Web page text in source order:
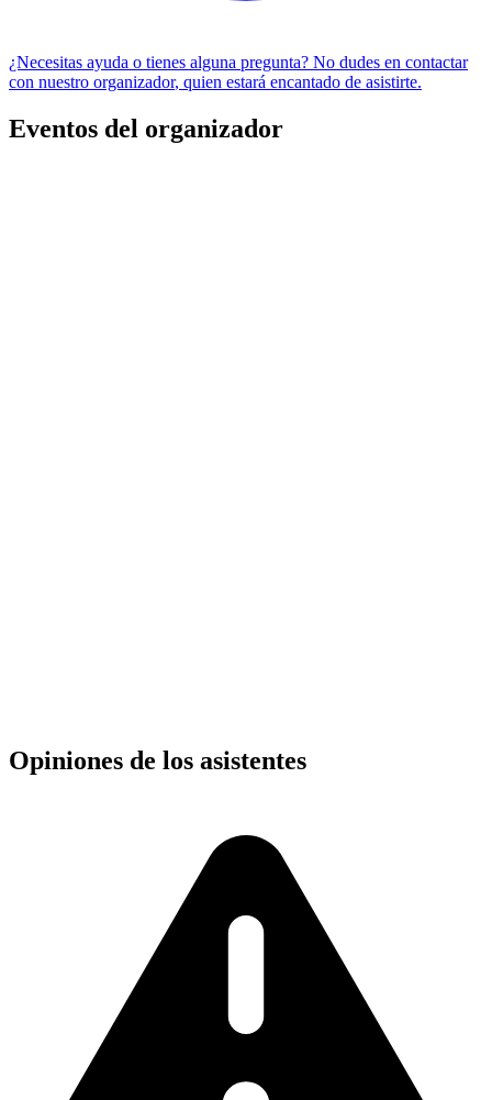
¿Necesitas ayuda o tienes alguna pregunta? No dudes en contactar
con nuestro organizador, quien estará encantado de asistirte.
Eventos del organizador
Opiniones de los asistentes